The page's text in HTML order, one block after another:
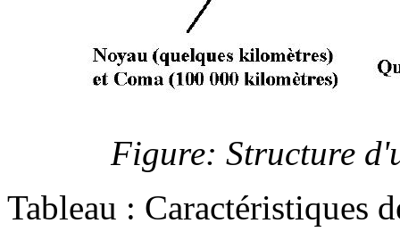
Figure: Structure
Tableau : Caractéristiques